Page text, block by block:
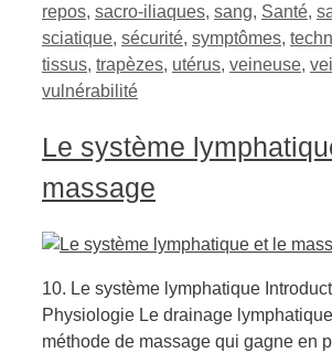
repos, sacro-iliaques, sang, Santé,
sciatique, sécurité, symptômes,
tissus, trapèzes, utérus, veineuse,
vulnérabilité
Le système
massage
10. Le système lymphatique
Physiologie Le drainage
méthode de massage qui gagne en